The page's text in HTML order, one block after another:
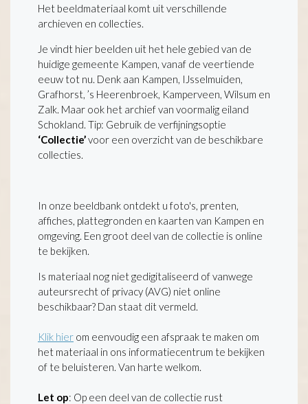
Het beeldmateriaal komt uit verschillende
archieven en collecties.
Je vindt hier beelden uit het hele gebied van de
huidige gemeente Kampen, vanaf de veertiende
eeuw tot nu. Denk aan Kampen, IJsselmuiden,
Grafhorst, ’s Heerenbroek, Kamperveen, Wilsum en
Zalk. Maar ook het archief van voormalig eiland
Schokland. Tip: Gebruik de verfijningsoptie
‘Collectie’voor een overzicht van de beschikbare
collecties.
In onze beeldbank ontdekt u foto's, prenten,
affiches, plattegronden en kaarten van Kampen en
omgeving. Een groot deel van de collectie is online
te bekijken.
Is materiaal nog niet gedigitaliseerd of vanwege
auteursrecht of privacy (AVG) niet online
beschikbaar? Dan staat dit vermeld.
Klik hier om eenvoudig een afspraak te maken om
het materiaal in ons informatiecentrum te bekijken
of te beluisteren. Van harte welkom.
Let op: Op een deel van de collectie rust